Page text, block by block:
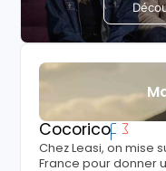
Cocorico
Chez Leasi, on mise
France pour donner